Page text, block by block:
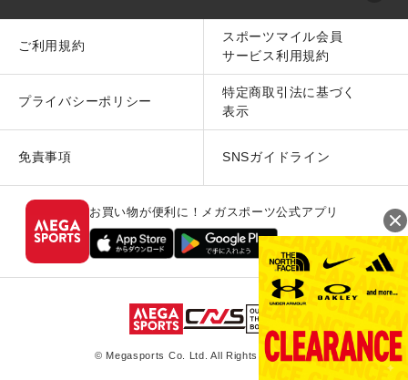
ご利用規約
スポーツマイル会員
サービス利用規約
プライバシーポリシー
特定商取引法に基づく
表示
免責事項 SNSガイドライン
お買い物が便利に！メガスポーツ公式アプリ
© Megasports Co. Ltd. All Rights Reserved.